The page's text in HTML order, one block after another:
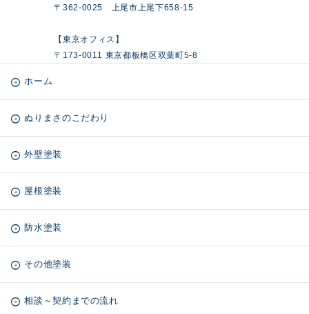
〒362-0025 上尾市上尾下658-15
【東京オフィス】
〒173-0011 東京都板橋区双葉町5-8
ホーム
ぬりまさのこだわり
外壁塗装
屋根塗装
防水塗装
その他塗装
相談～契約までの流れ